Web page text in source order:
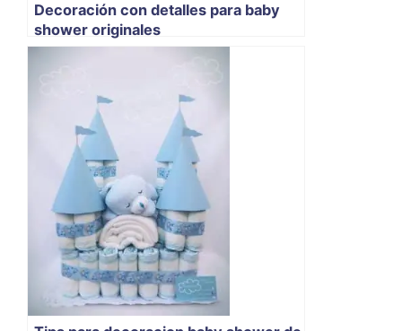
Decoración con detalles para baby
shower originales